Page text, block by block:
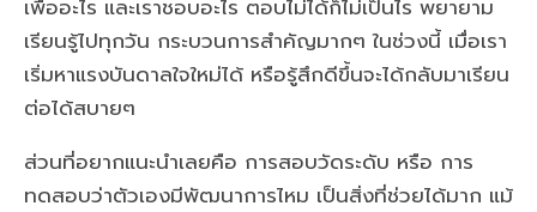
เพื่ออะไร และเราชอบอะไร ตอบไม่ได้ก็ไม่เป็นไร พยายาม
เรียนรู้ไปทุกวัน กระบวนการสำคัญมากๆ ในช่วงนี้ เมื่อเรา
เริ่มหาแรงบันดาลใจใหม่ได้ หรือรู้สึกดีขึ้นจะได้กลับมาเรียน
ต่อได้สบายๆ
ส่วนที่อยากแนะนำเลยคือ การสอบวัดระดับ หรือ การ
ทดสอบว่าตัวเองมีพัฒนาการไหม เป็นสิ่งที่ช่วยได้มาก แม้